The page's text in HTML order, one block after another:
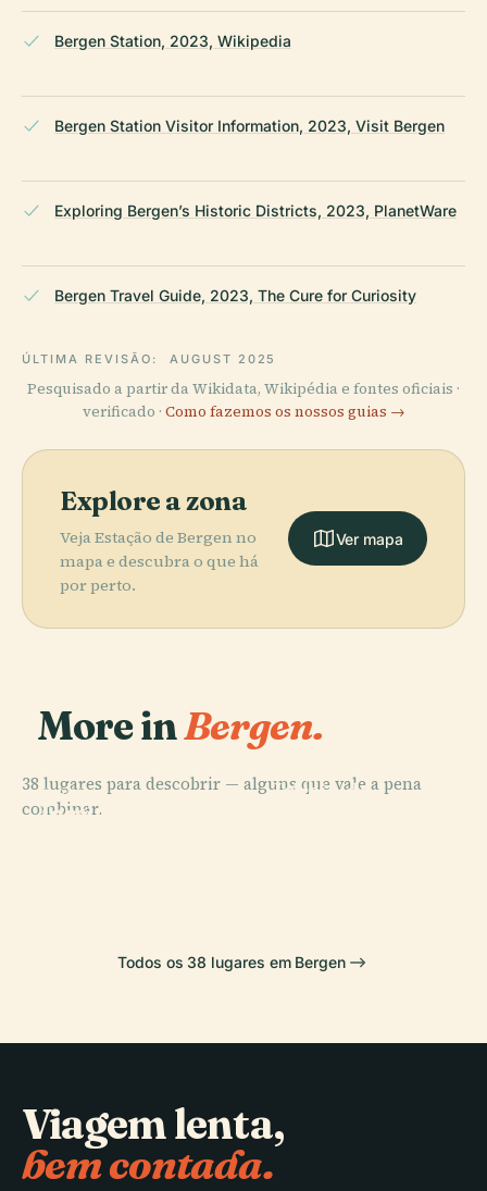
Bergen Station, 2023, Wikipedia
Bergen Station Visitor Information, 2023, Visit Bergen
Exploring Bergen’s Historic Districts, 2023, PlanetWare
Bergen Travel Guide, 2023, The Cure for Curiosity
ÚLTIMA REVISÃO: AUGUST 2025
Pesquisado a partir da Wikidata, Wikipédia e fontes oficiais ·
verificado · Como fazemos os nossos guias →
Explore a zona
Veja Estação de Bergen no
mapa e descubra o que há
por perto.
Ver mapa
More inBergen.
38 lugares para descobrir — alguns que vale a pena
combinar.
PLACE
Igreja de Santa
Igreja de
PLACE
Todos os 38 lugares em Bergen
Viagem lenta,
bem contada.